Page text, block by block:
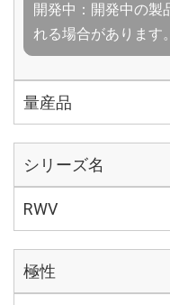
開発中：開発中の製
れる場合があります。
量産品
シリーズ名
RWV
極性